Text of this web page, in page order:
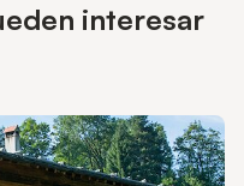
interesar